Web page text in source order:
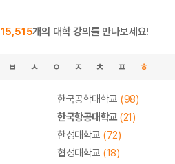
15,515개의 대학 강의를 만나보세요!
ㅂ ㅅ ㅇ ㅈ ㅊ ㅍ ㅎ
한국공학대학교 (98)
한국항공대학교(21)
한성대학교 (72)
협성대학교 (18)